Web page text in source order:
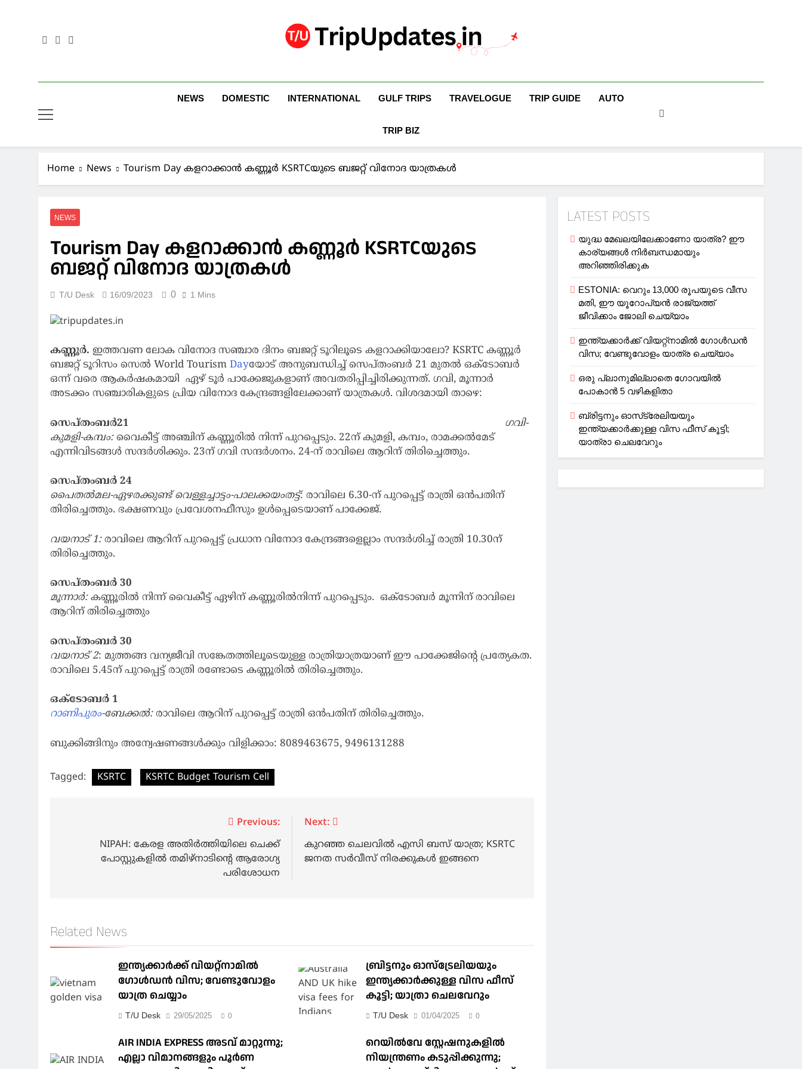
Trip Updates
NEWS DOMESTIC INTERNATIONAL GULF TRIPS TRAVELOGUE TRIP GUIDE AUTO
TRIP BIZ
Home News Tourism Day കളറാക്കാൻ കണ്ണൂർ KSRTCയുടെ ബജറ്റ് വിനോദ യാത്രകൾ
NEWS
Tourism Day കളറാക്കാൻ കണ്ണൂർ KSRTCയുടെ
ബജറ്റ് വിനോദ യാത്രകൾ
T/U Desk 16/09/2023 0 1 Mins
കണ്ണൂർ. ഇത്തവണ ലോക വിനോദ സഞ്ചാര ദിനം ബജറ്റ് ടൂറിലൂടെ കളറാക്കിയാലോ? KSRTC കണ്ണൂർ
ബജറ്റ് ടൂറിസം സെൽ World Tourism Dayയോട് അനുബന്ധിച്ച് സെപ്തംബർ 21 മുതൽ ഒക്ടോബർ
ഒന്ന് വരെ ആകർഷകമായി ഏഴ് ടൂർ പാക്കേജുകളാണ് അവതരിപ്പിച്ചിരിക്കുന്നത്. ഗവി, മൂന്നാർ
അടക്കം സഞ്ചാരികളുടെ പ്രിയ വിനോദ കേന്ദ്രങ്ങളിലേക്കാണ് യാത്രകൾ. വിശദമായി താഴെ:
സെപ്തംബർ21
ഗവി-
കുമളി-കമ്പം:വൈകീട്ട് അഞ്ചിന് കണ്ണൂരിൽ നിന്ന് പുറപ്പെടും. 22ന് കുമളി, കമ്പം, രാമക്കല്‍മേട്
എന്നിവിടങ്ങൾ സന്ദര്‍ശിക്കും. 23ന് ഗവി സന്ദര്‍ശനം. 24-ന് രാവിലെ ആറിന് തിരിച്ചെത്തും.
സെപ്തംബർ 24
പൈതല്‍മല-ഏഴരക്കുണ്ട് വെള്ളച്ചാട്ടം-പാലക്കയംതട്ട്: രാവിലെ 6.30-ന് പുറപ്പെട്ട് രാത്രി ഒന്‍പതിന്
തിരിച്ചെത്തും. ഭക്ഷണവും പ്രവേശനഫീസും ഉള്‍പ്പെടെയാണ് പാക്കേജ്.
വയനാട് 1:രാവിലെ ആറിന് പുറപ്പെട്ട് പ്രധാന വിനോദ കേന്ദ്രങ്ങളെല്ലാം സന്ദർശിച്ച് രാത്രി 10.30ന്
തിരിച്ചെത്തും.
സെപ്തംബർ 30
മൂന്നാര്‍:കണ്ണൂരിൽ നിന്ന് വൈകീട്ട് ഏഴിന് കണ്ണൂരില്‍നിന്ന് പുറപ്പെടും. ഒക്ടോബര്‍ മൂന്നിന് രാവിലെ
ആറിന് തിരിച്ചെത്തും
സെപ്തംബർ 30
വയനാട് 2: മുത്തങ്ങ വന്യജീവി സങ്കേതത്തിലൂടെയുള്ള രാത്രിയാത്രയാണ് ഈ പാക്കേജിന്റെ പ്രത്യേകത.
രാവിലെ 5.45ന് പുറപ്പെട്ട് രാത്രി രണ്ടോടെ കണ്ണൂരില്‍ തിരിച്ചെത്തും.
ഒക്ടോബർ 1
റാണിപുരം-ബേക്കല്‍:രാവിലെ ആറിന് പുറപ്പെട്ട് രാത്രി ഒന്‍പതിന് തിരിച്ചെത്തും.
ബുക്കിങ്ങിനും അന്വേഷണങ്ങള്‍ക്കും വിളിക്കാം: 8089463675, 9496131288
Tagged: KSRTC KSRTC Budget Tourism Cell
navigation
Previous:
NIPAH: കേരള അതിർത്തിയിലെ ചെക്ക്
പോസ്റ്റുകളിൽ തമിഴ്നാടിന്റെ ആരോഗ്യ
പരിശോധന
Next:
കുറഞ്ഞ ചെലവിൽ എസി ബസ് യാത്ര; KSRTC
ജനത സർവീസ് നിരക്കുകൾ ഇങ്ങനെ
Related News
ഇന്ത്യക്കാർക്ക് വിയറ്റ്‌നാമില്‍
ഗോള്‍ഡന്‍ വിസ; വേണ്ടുവോളം
യാത്ര ചെയ്യാം
T/U Desk 29/05/2025 0
ബ്രിട്ടനും ഓസ്‌ട്രേലിയയും
ഇന്ത്യക്കാര്‍ക്കുള്ള വിസ ഫീസ്
കൂട്ടി; യാത്രാ ചെലവേറും
T/U Desk 01/04/2025 0
AIR INDIA EXPRESS അടവ് മാറ്റുന്നു;
എല്ലാ വിമാനങ്ങളും പൂര്‍ണ
റെയില്‍വേ സ്റ്റേഷനുകളിൽ
നിയന്ത്രണം കടുപ്പിക്കുന്നു;
LATEST POSTS
യുദ്ധ മേഖലയിലേക്കാണോ യാത്ര? ഈ
കാര്യങ്ങള്‍ നിര്‍ബന്ധമായും
അറിഞ്ഞിരിക്കുക
ESTONIA: വെറും 13,000 രൂപയുടെ വീസ
മതി, ഈ യൂറോപ്യന്‍ രാജ്യത്ത്
ജീവിക്കാം ജോലി ചെയ്യാം
ഇന്ത്യക്കാർക്ക് വിയറ്റ്‌നാമില്‍ ഗോള്‍ഡന്‍
വിസ; വേണ്ടുവോളം യാത്ര ചെയ്യാം
ഒരു പ്ലാനുമില്ലാതെ ഗോവയില്‍
പോകാൻ 5 വഴികളിതാ
ബ്രിട്ടനും ഓസ്‌ട്രേലിയയും
ഇന്ത്യക്കാര്‍ക്കുള്ള വിസ ഫീസ് കൂട്ടി;
യാത്രാ ചെലവേറും